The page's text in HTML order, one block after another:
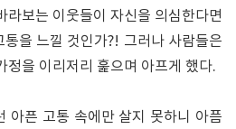
라보는 이웃들이 자신을 의심한다면
을 느낄 것인가?! 그러나 사람들은
정을 이리저리 훑으며 아프게 했다.
아픈 고통 속에만 살지 못하니 아픔